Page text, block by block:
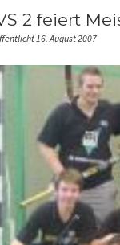
2 feiert
16. August 2007